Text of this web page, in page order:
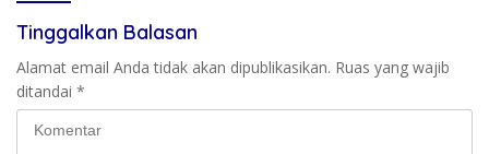
Tinggalkan Balasan
Alamat email Anda tidak akan dipublikasikan. Ruas yang wajib
ditandai *